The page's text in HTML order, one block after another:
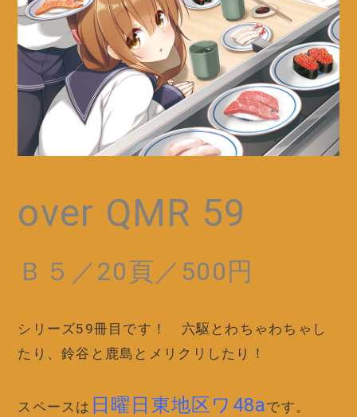
over QMR 59
Ｂ５／20頁／500円
シリーズ59冊目です！ 六駆とわちゃわちゃし
たり、鈴谷と鹿島とメリクリしたり！
スペースは 日 曜日東地区ワ48aです。